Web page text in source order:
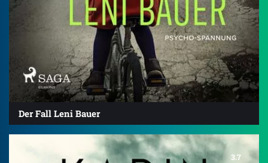
Der Fall Leni Bauer
3.7